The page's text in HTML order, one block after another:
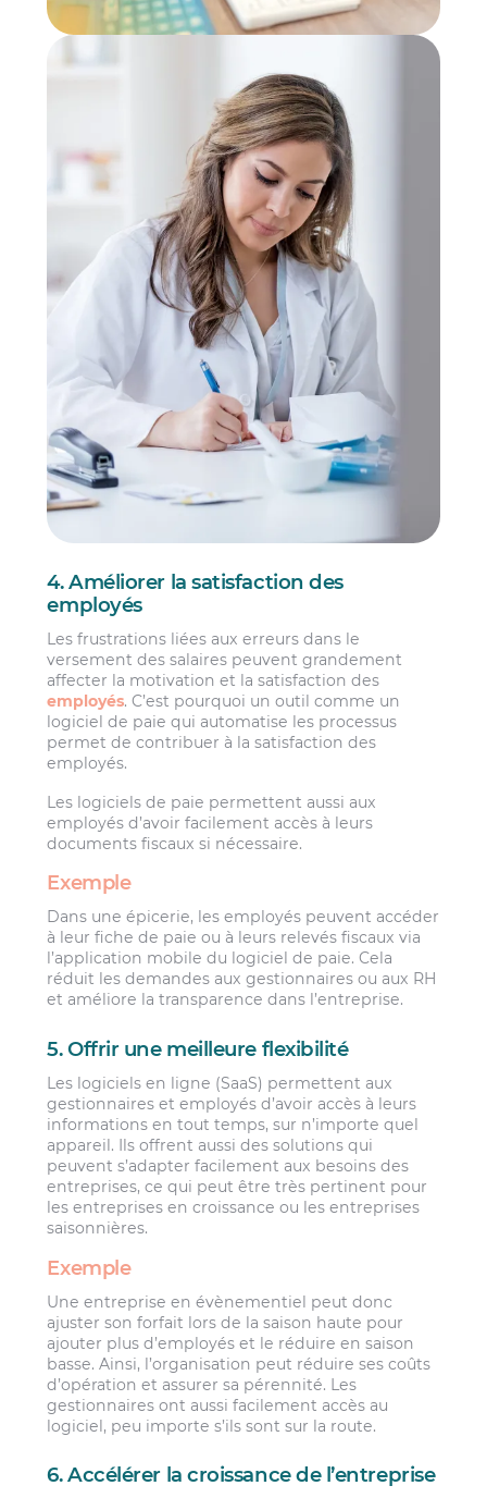
4. Améliorer la satisfaction des
employés
Les frustrations liées aux erreurs dans le
versement des salaires peuvent grandement
affecter la motivation et la satisfaction des
employés. C’est pourquoi un outil comme un
logiciel de paie qui automatise les processus
permet de contribuer à la satisfaction des
employés.
Les logiciels de paie permettent aussi aux
employés d’avoir facilement accès à leurs
documents fiscaux si nécessaire.
Exemple
Dans une épicerie, les employés peuvent accéder
à leur fiche de paie ou à leurs relevés fiscaux via
l’application mobile du logiciel de paie. Cela
réduit les demandes aux gestionnaires ou aux RH
et améliore la transparence dans l’entreprise.
5. Offrir une meilleure flexibilité
Les logiciels en ligne (SaaS) permettent aux
gestionnaires et employés d’avoir accès à leurs
informations en tout temps, sur n’importe quel
appareil. Ils offrent aussi des solutions qui
peuvent s’adapter facilement aux besoins des
entreprises, ce qui peut être très pertinent pour
les entreprises en croissance ou les entreprises
saisonnières.
Exemple
Une entreprise en évènementiel peut donc
ajuster son forfait lors de la saison haute pour
ajouter plus d’employés et le réduire en saison
basse. Ainsi, l’organisation peut réduire ses coûts
d’opération et assurer sa pérennité. Les
gestionnaires ont aussi facilement accès au
logiciel, peu importe s’ils sont sur la route.
6. Accélérer la croissance de l’entreprise